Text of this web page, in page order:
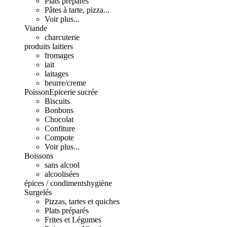
Pâtes à tarte, pizza...
Voir plus...
Viande
charcuterie
produits laitiers
fromages
lait
laitages
beurre/creme
PoissonEpicerie sucrée
Biscuits
Bonbons
Chocolat
Confiture
Compote
Voir plus...
Boissons
sans alcool
alcoolisées
épices / condimentshygiène
Surgelés
Pizzas, tartes et quiches
Plats préparés
Frites et Légumes